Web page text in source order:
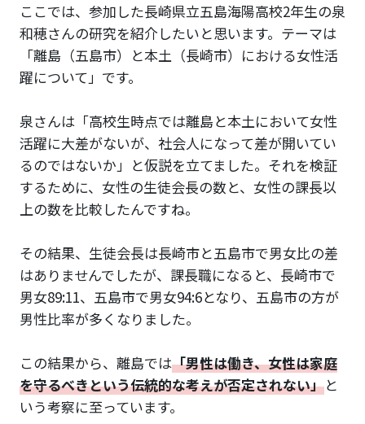
ここでは、参加した長崎県立五島海陽高校2年生の泉
和穂さんの研究を紹介したいと思います。テーマは
「離島（五島市）と本土（長崎市）における女性活
躍について」です。
泉さんは「高校生時点では離島と本土において女性
活躍に大差がないが、社会人になって差が開いてい
るのではないか」と仮説を立てました。それを検証
するために、女性の生徒会長の数と、女性の課長以
上の数を比較したんですね。
その結果、生徒会長は長崎市と五島市で男女比の差
はありませんでしたが、課長職になると、長崎市で
男女89:11、五島市で男女94:6となり、五島市の方が
男性比率が多くなりました。
この結果から、離島では「男性は働き、女性は家庭
を守るべきという伝統的な考えが否定されない」と
いう考察に至っています。